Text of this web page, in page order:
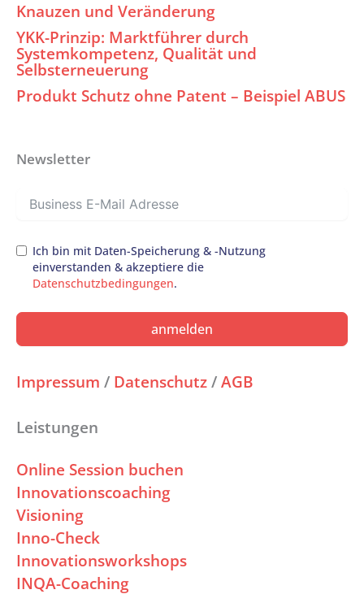
Knauzen und Veränderung
YKK-Prinzip: Marktführer durch
Systemkompetenz, Qualität und
Selbsterneuerung
Produkt Schutz ohne Patent – Beispiel ABUS
Newsletter
Ich bin mit Daten-Speicherung & -Nutzung
einverstanden & akzeptiere die
Datenschutzbedingungen.
anmelden
Impressum / Datenschutz / AGB
Leistungen
Online Session buchen
Innovationscoaching
Visioning
Inno-Check
Innovationsworkshops
INQA-Coaching